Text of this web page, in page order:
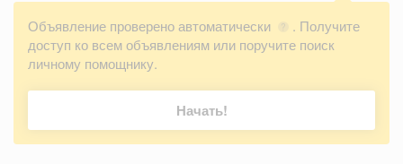
Объявление проверено автоматически ?
. Получите
доступ ко всем объявлениям или поручите поиск
личному помощнику.
Начать!